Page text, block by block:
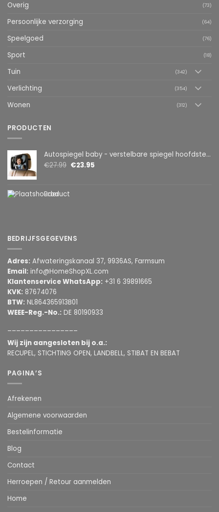
Overig (73)
Persoonlijke verzorging (64)
Speelgoed (76)
Sport (18)
Tuin (342)
Verlichting (354)
Wonen (312)
PRODUCTEN
Autospiegel baby - verstelbare spiegel hoofdsteun achterbank - veiligheidsspiegel - baby en kids - 19 x 30cm - 360 graden draaibaar - zwart
€27.99 €23.95
Product
BEDRIJFSGEGEVENS
Adres: Afwateringskanaal 37, 9936AS, Farmsum
Email: info@HomeShopXL.com
Klantenservice WhatsApp: +31 6 39891665
KVK: 87674076
BTW: NL864365913B01
WEEE-Reg.-No.: DE 80190933
Wij zijn aangesloten bij o.a.:
RECUPEL, STICHTING OPEN, LANDBELL, STIBAT EN BEBAT
PAGINA’S
Afrekenen
Algemene voorwaarden
Bestelinformatie
Blog
Contact
Herroepen / Retour aanmelden
Home